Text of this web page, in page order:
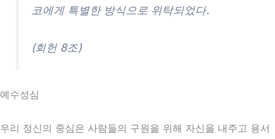
코에게 특별한 방식으로 위탁되었다.
(회헌 8조)
예수성심
우리 정신의 중심은 사람들의 구원을 위해 자신을 내주고 용서